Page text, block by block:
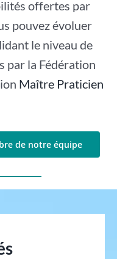
offertes par
pouvez évoluer
le niveau de
par la Fédération
Maître Praticien
de notre équipe